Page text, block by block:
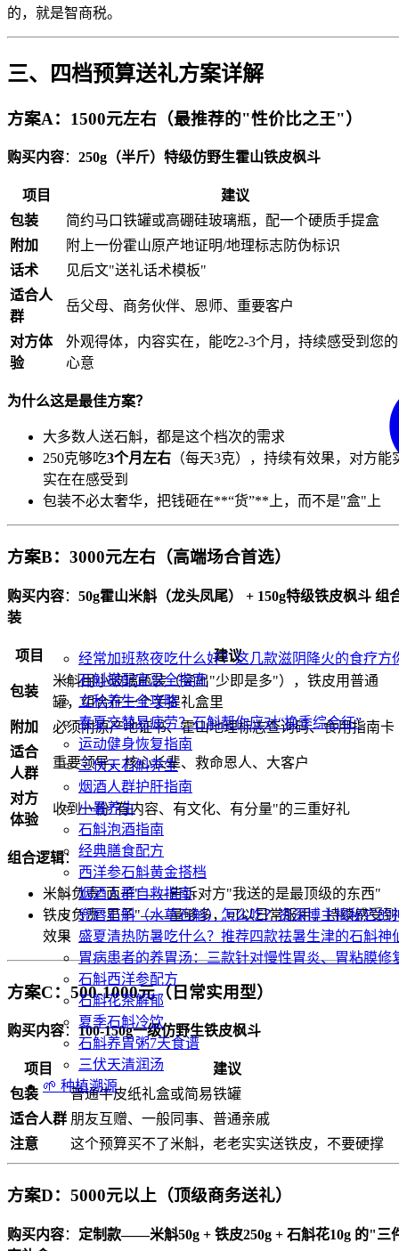
经常加班熬夜吃什么好？这几款滋阴降火的食疗方
石斛搭配宜忌全指南
立秋养生全攻略
春夏交替易疲劳？石斛帮你应对“换季综合征”
运动健身恢复指南
三伏天石斛养生
烟酒人群护肝指南
小暑养生
石斛泡酒指南
经典膳食配方
西洋参石斛黄金搭档
烟酒人群自救指南
兜唇石斛（水草石斛）怎么吃？资深博主揭秘它的
盛夏清热防暑吃什么？推荐四款祛暑生津的石斛神
胃病患者的养胃汤：三款针对慢性胃炎、胃粘膜修
石斛西洋参配方
石斛花茶解郁
夏季石斛冷饮
石斛养胃粥7天食谱
三伏天清润汤
🌱 种植溯源
的，就是智商税。
三、四档预算送礼方案详解
方案A：1500元左右（最推荐的"性价比之王"）
购买内容： 250g（半斤）特级仿野生霍山铁皮枫斗
项目
建议
包装
简约马口铁罐或高硼硅玻璃瓶，配一个硬质手提盒
附加
附上一份霍山原产地证明/地理标志防伪标识
话术
见后文"送礼话术模板"
适合人
群
岳父母、商务伙伴、恩师、重要客户
对方体
验
外观得体，内容实在，能吃2-3个月，持续感受到您的
心意
为什么这是最佳方案？
大多数人送石斛，都是这个档次的需求
250克够吃3个月左右 （每天3克），持续有效果，对方能
实在在感受到
包装不必太奢华，把钱砸在**“货”**上，而不是"盒"上
方案B：3000元左右（高端场合首选）
购买内容： 50g霍山米斛（龙头凤尾） + 150g特级铁皮枫斗 组
装
项目 建议
包装
米斛用小玻璃瓶装（突出"少即是多"），铁皮用普通
罐，组合在一个手提礼盒里
附加
必须附原产地证书、霍山地理标志查询码、食用指南卡
适合
人群
重要领导、核心长辈、救命恩人、大客户
对方
体验
收到一份"有内容、有文化、有分量"的三重好礼
组合逻辑：
米斛负责"面子"——告诉对方"我送的是最顶级的东西"
铁皮负责"里子"——量够多，可以日常服用，持续感受到
效果
方案C：500-1000元（日常实用型）
购买内容： 100-150g一级仿野生铁皮枫斗
项目
建议
包装
普通牛皮纸礼盒或简易铁罐
适合人群 朋友互赠、一般同事、普通亲戚
注意
这个预算买不了米斛，老老实实送铁皮，不要硬撑
方案D：5000元以上（顶级商务送礼）
购买内容： 定制款——米斛50g + 铁皮250g + 石斛花10g 的"三